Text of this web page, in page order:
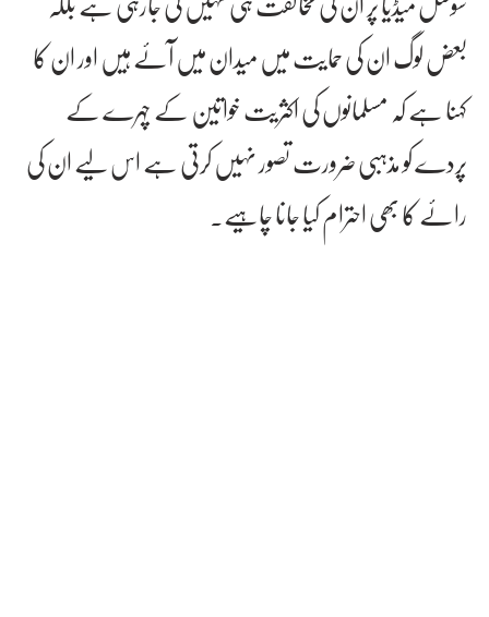
بعض لوگ ان کی حمایت میں میدان میں آئے ہیں اور ان کا
کہنا ہے کہ مسلمانوں کی اکثریت خواتین کے چہرے کے
پردے کو مذہبی ضرورت تصور نہیں کرتی ہے اس لیے ان کی
رائے کا بھی احترام کیا جانا چاہیے۔